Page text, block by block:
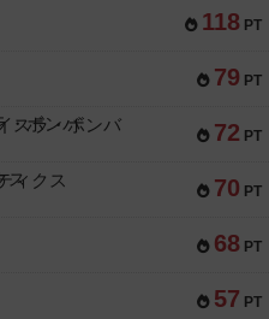
118 PT
79 PT
72 PT
スラ・ボンバ
70 PT
ィクス
68 PT
57 PT